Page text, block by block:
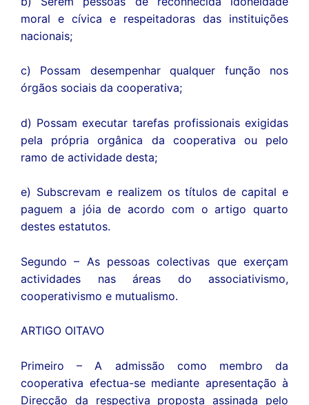
moral e cívica e respeitadoras das instituições
nacionais;
c) Possam desempenhar qualquer função nos
órgãos sociais da cooperativa;
d) Possam executar tarefas profissionais exigidas
pela própria orgânica da cooperativa ou pelo
ramo de actividade desta;
e) Subscrevam e realizem os títulos de capital e
paguem a jóia de acordo com o artigo quarto
destes estatutos.
Segundo – As pessoas colectivas que exerçam
actividades nas áreas do associativismo,
cooperativismo e mutualismo.
ARTIGO OITAVO
Primeiro – A admissão como membro da
cooperativa efectua-se mediante apresentação à
Direcção da respectiva proposta assinada pelo